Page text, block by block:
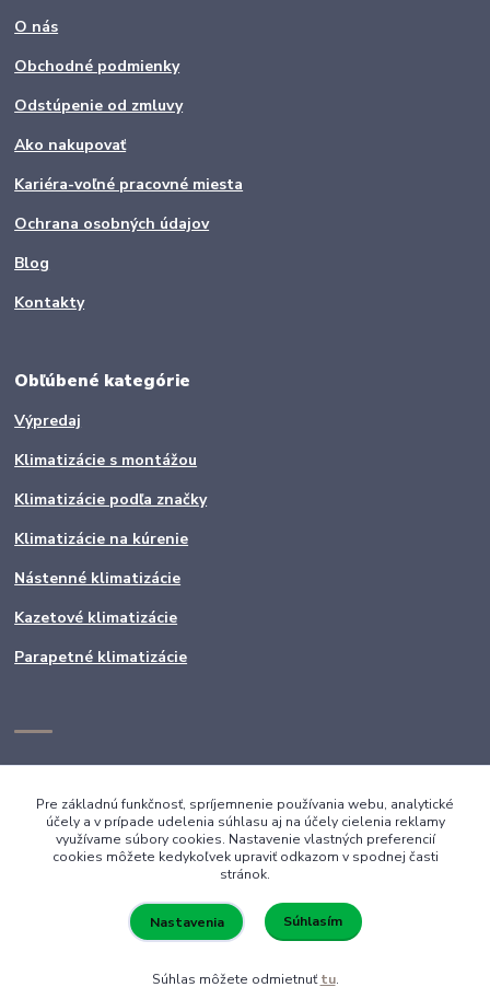
O nás
Obchodné podmienky
Odstúpenie od zmluvy
Ako nakupovať
Kariéra-voľné pracovné miesta
Ochrana osobných údajov
Blog
Kontakty
Obľúbené kategórie
Výpredaj
Klimatizácie s montážou
Klimatizácie podľa značky
Klimatizácie na kúrenie
Nástenné klimatizácie
Kazetové klimatizácie
Parapetné klimatizácie
Vytvorené na Eshop-rychlo.sk
Pre základnú funkčnosť, spríjemnenie používania webu, analytické
účely a v prípade udelenia súhlasu aj na účely cielenia reklamy
využívame súbory cookies. Nastavenie vlastných preferencií
cookies môžete kedykoľvek upraviť odkazom v spodnej časti
stránok.
Nastavenia Súhlasím
Súhlas môžete odmietnuťtu.